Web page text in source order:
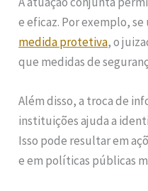
e eficaz. Por exemplo,
medida protetiva, o
que medidas de
Além disso, a troca de
instituições ajuda a
Isso pode resultar em
e em políticas públicas